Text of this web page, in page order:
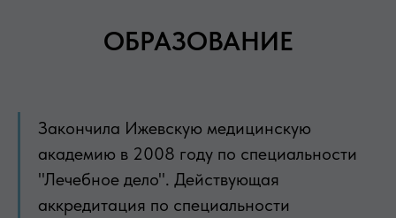
ОБРАЗОВАНИЕ
Закончила Ижевскую медицинскую
академию в 2008 году по специальности
"Лечебное дело". Действующая
аккредитация по специальности